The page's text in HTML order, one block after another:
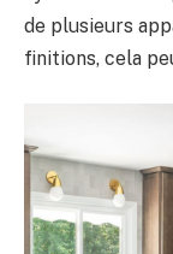
de plusieurs
finitions, cela